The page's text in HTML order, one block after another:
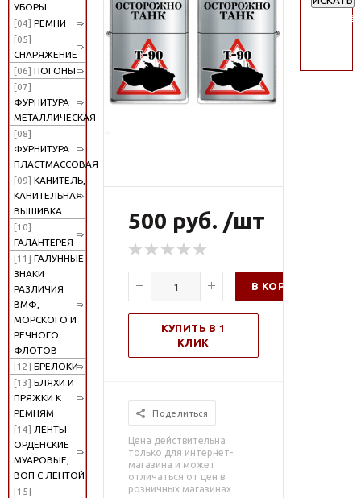
УБОРЫ
[04] РЕМНИ
[05]
СНАРЯЖЕНИЕ
[06] ПОГОНЫ
[07]
ФУРНИТУРА
МЕТАЛЛИЧЕСКАЯ
[08]
ФУРНИТУРА
ПЛАСТМАССОВАЯ
[09] КАНИТЕЛЬ,
КАНИТЕЛЬНАЯ
ВЫШИВКА
[10]
ГАЛАНТЕРЕЯ
[11] ГАЛУННЫЕ
ЗНАКИ
РАЗЛИЧИЯ
ВМФ,
МОРСКОГО И
РЕЧНОГО
ФЛОТОВ
[12] БРЕЛОКИ
[13] БЛЯХИ И
ПРЯЖКИ К
РЕМНЯМ
[14] ЛЕНТЫ
ОРДЕНСКИЕ
МУАРОВЫЕ,
ВОП С ЛЕНТОЙ
[15]
500 руб. /шт
В КОРЗИНУ
КУПИТЬ В 1
КЛИК
Поделиться
Цена действительна
только для интернет-
магазина и может
отличаться от цен в
розничных магазинах